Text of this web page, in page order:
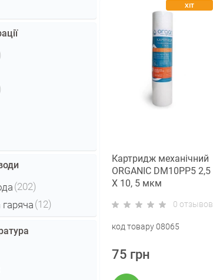
(202)
(12)
ХІТ
Картридж механічний
ORGANIC DM10PP5 2,5
Х 10, 5 мкм
0 отзывов
код товару 08065
75 грн